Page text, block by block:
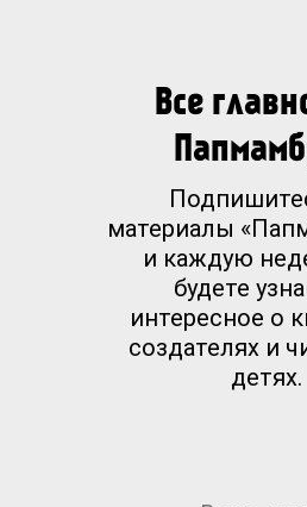
Все
материалы
и каждую
будете
интересное о
создателях и
детях.